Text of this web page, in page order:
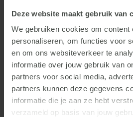
Deze website maakt gebruik van
We gebruiken cookies om content
personaliseren, om functies voor
en om ons websiteverkeer te
informatie over jouw gebruik van
partners voor social media,
partners kunnen deze gegevens
informatie die je aan ze hebt
verzameld op basis van jouw
Tijdens bedrijfsbegeleiding en
specialisten varkens de resultaten
gekeken naar mogelijke
onze nutritionist ingeschakeld. Onze
onder andere adviseren over
management.